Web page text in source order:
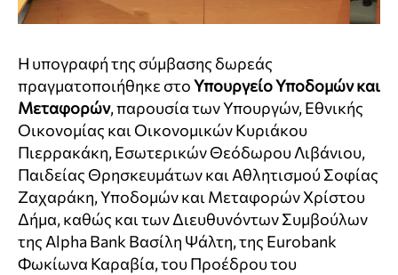
Η υπογραφή της σύμβασης δωρεάς
πραγματοποιήθηκε στοΥπουργείο Υποδομών και
Μεταφορών, παρουσία των Υπουργών, Εθνικής
Οικονομίας και Οικονομικών Κυριάκου
Πιερρακάκη, Εσωτερικών Θεόδωρου Λιβάνιου,
Παιδείας Θρησκευμάτων και Αθλητισμού Σοφίας
Ζαχαράκη, Υποδομών και Μεταφορών Χρίστου
Δήμα, καθώς και των Διευθυνόντων Συμβούλων
της Alpha Bank Βασίλη Ψάλτη, της Eurobank
Φωκίωνα Καραβία, του Προέδρου του